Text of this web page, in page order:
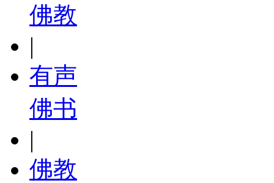
佛教
|
有声
佛书
|
佛教